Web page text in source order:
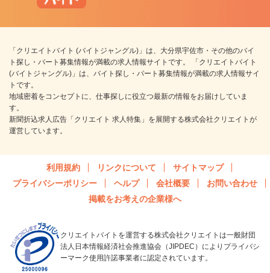
「クリエイトバイト (バイトジャングル)」は、大分県宇佐市・その他のバイ
ト探し・パート募集情報が満載の求人情報サイトです。 「クリエイトバイト
(バイトジャングル)」は、バイト探し・パート募集情報が満載の求人情報サイ
トです。
地域密着をコンセプトに、仕事探しに役立つ最新の情報をお届けしていま
す。
新聞折込求人広告「クリエイト 求人特集」を展開する株式会社クリエイトが
運営しています。
利用規約 リンクについて
サイトマップ
プライバシーポリシー
ヘルプ 会社概要
お問い合わせ
掲載をお考えの企業様へ
クリエイトバイトを運営する株式会社クリエイトは一般財団
法人日本情報経済社会推進協会（JIPDEC）によりプライバシ
ーマーク使用許諾事業者に認定されています。